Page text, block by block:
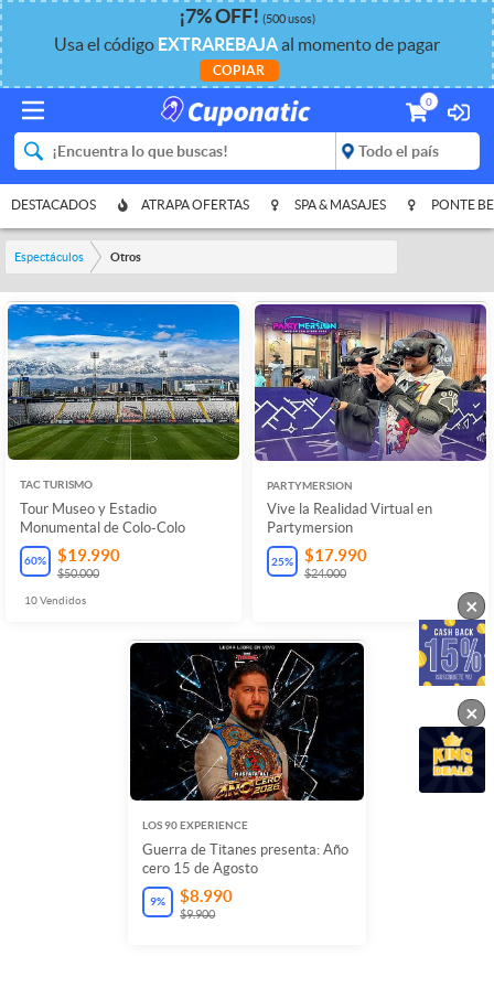
¡7%OFF! (500 usos)
Usa el código EXTRAREBAJAal momento de pagar
COPIAR
0
DESTACADOS ATRAPA OFERTAS SPA & MASAJES PONTE
Espectáculos Otros
TAC TURISMO
Tour Museo y Estadio
Monumental de Colo-Colo
60% $19.990
$50.000
10Vendidos
PARTYMERSION
Vive la Realidad Virtual en
Partymersion
25% $17.990
$24.000
LOS 90 EXPERIENCE
Guerra de Titanes presenta: Año
cero 15 de Agosto
9% $8.990
$9.900
×
×